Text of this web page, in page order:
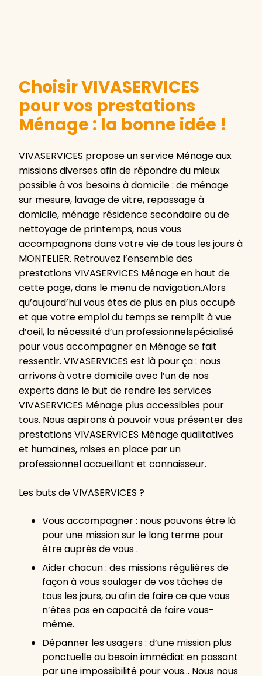
Choisir VIVASERVICES
pour vos prestations
Ménage : la bonne idée !
VIVASERVICES propose un service Ménage aux
missions diverses afin de répondre du mieux
possible à vos besoins à domicile : de ménage
sur mesure, lavage de vitre, repassage à
domicile, ménage résidence secondaire ou de
nettoyage de printemps, nous vous
accompagnons dans votre vie de tous les jours à
MONTELIER. Retrouvez l’ensemble des
prestations VIVASERVICES Ménage en haut de
cette page, dans le menu de navigation.Alors
qu’aujourd’hui vous êtes de plus en plus occupé
et que votre emploi du temps se remplit à vue
d’oeil, la nécessité d’un professionnelspécialisé
pour vous accompagner en Ménage se fait
ressentir. VIVASERVICES est là pour ça : nous
arrivons à votre domicile avec l’un de nos
experts dans le but de rendre les services
VIVASERVICES Ménage plus accessibles pour
tous. Nous aspirons à pouvoir vous présenter des
prestations VIVASERVICES Ménage qualitatives
et humaines, mises en place par un
professionnel accueillant et connaisseur.
Les buts de VIVASERVICES ?
Vous accompagner : nous pouvons être là
pour une mission sur le long terme pour
être auprès de vous .
Aider chacun : des missions régulières de
façon à vous soulager de vos tâches de
tous les jours, ou afin de faire ce que vous
n’êtes pas en capacité de faire vous-
même.
Dépanner les usagers : d’une mission plus
ponctuelle au besoin immédiat en passant
par une impossibilité pour vous… Nous nous